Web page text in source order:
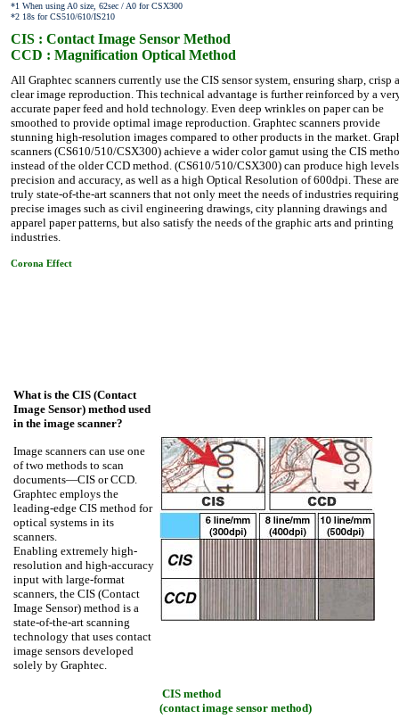
*1 When using A0 size, 62sec / A0 for CSX300
*2 18s for CS510/610/IS210
CIS : Contact Image Sensor Method
CCD : Magnification Optical Method
All Graphtec scanners currently use the CIS sensor system, ensuring sharp, crisp
clear image reproduction. This technical advantage is further reinforced by a
accurate paper feed and hold technology. Even deep wrinkles on paper can be
smoothed to provide optimal image reproduction. Graphtec scanners provide
stunning high-resolution images compared to other products in the market.
scanners (CS610/510/CSX300) achieve a wider color gamut using the CIS
instead of the older CCD method. (CS610/510/CSX300) can produce high
precision and accuracy, as well as a high Optical Resolution of 600dpi. These are
truly state-of-the-art scanners that not only meet the needs of industries requiring
precise images such as civil engineering drawings, city planning drawings and
apparel paper patterns, but also satisfy the needs of the graphic arts and printing
industries.
Corona Effect
What is the CIS (Contact
Image Sensor) method used
in the image scanner?
Image scanners can use one
of two methods to scan
documents—CIS or CCD.
Graphtec employs the
leading-edge CIS method for
optical systems in its
scanners.
Enabling extremely high-
resolution and high-accuracy
input with large-format
scanners, the CIS (Contact
Image Sensor) method is a
state-of-the-art scanning
technology that uses contact
image sensors developed
solely by Graphtec.
CIS method
(contact image sensor method)